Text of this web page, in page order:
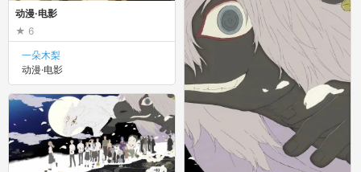
动漫·电影
6
一朵木梨
动漫·电影